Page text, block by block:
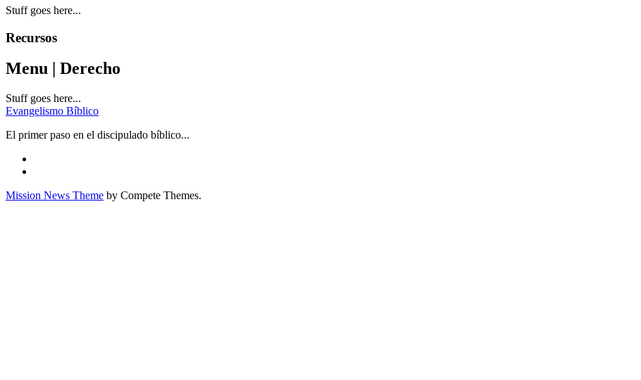
Stuff goes here...
Recursos
Menu | Derecho
Stuff goes here...
Evangelismo Bíblico
El primer paso en el discipulado bíblico...
Mission News Theme by Compete Themes.